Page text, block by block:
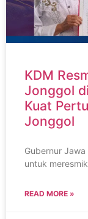
KDM
Jonggol
Kuat
Jonggol
Gubernur
untuk
READ MORE »